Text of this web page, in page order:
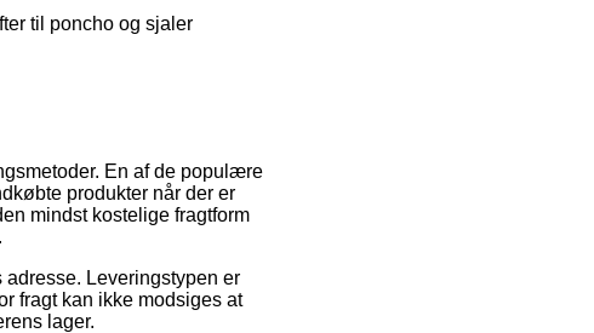
til poncho og sjaler
En af de populære
produkter når der er
mindst kostelige fragtform
Leveringstypen er
fragt kan ikke modsiges at
lager.